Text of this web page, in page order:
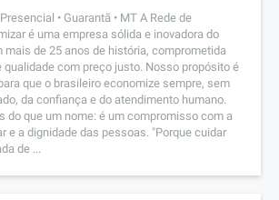
• Guarantã • MT A Rede de
é uma empresa sólida e inovadora do
mais de 25 anos de história, comprometida
qualidade com preço justo. Nosso propósito é
que o brasileiro economize sempre, sem
da confiança e do atendimento humano.
do que um nome: é um compromisso com a
e a dignidade das pessoas. "Porque cuidar
de ...